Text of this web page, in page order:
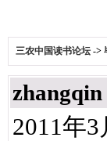
三农中国读书论坛 ->
zhangqin
2011年